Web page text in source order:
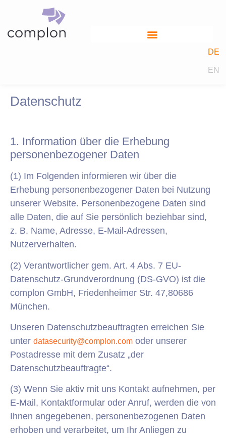
DE
EN
Datenschutz
1. Information über die Erhebung
personenbezogener Daten
(1) Im Folgenden informieren wir über die
Erhebung personenbezogener Daten bei Nutzung
unserer Website. Personenbezogene Daten sind
alle Daten, die auf Sie persönlich beziehbar sind,
z. B. Name, Adresse, E-Mail-Adressen,
Nutzerverhalten.
(2) Verantwortlicher gem. Art. 4 Abs. 7 EU-
Datenschutz-Grundverordnung (DS-GVO) ist die
complon GmbH, Friedenheimer Str. 47,80686
München.
Unseren Datenschutzbeauftragten erreichen Sie
unter datasecurity@complon.com oder unserer
Postadresse mit dem Zusatz „der
Datenschutzbeauftragte“.
(3) Wenn Sie aktiv mit uns Kontakt aufnehmen, per
E-Mail, Kontaktformular oder Anruf, werden die von
Ihnen angegebenen, personenbezogenen Daten
erhoben und verarbeitet, um Ihr Anliegen zu